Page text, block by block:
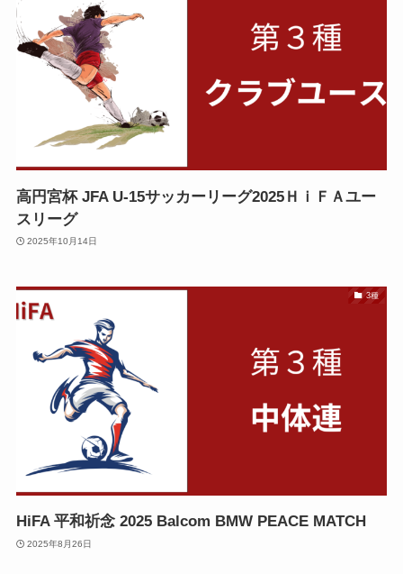
高円宮杯 JFA U-15サッカーリーグ2025ＨｉＦＡユー
スリーグ
2025年10月14日
3種
HiFA 平和祈念 2025 Balcom BMW PEACE MATCH
2025年8月26日